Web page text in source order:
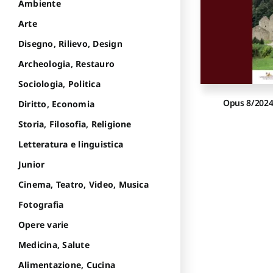
Opus 8/2024
Ambiente
Arte
Disegno, Rilievo, Design
Archeologia, Restauro
Sociologia, Politica
Diritto, Economia
Storia, Filosofia, Religione
Letteratura e linguistica
Junior
Cinema, Teatro, Video, Musica
Fotografia
Opere varie
Medicina, Salute
Alimentazione, Cucina